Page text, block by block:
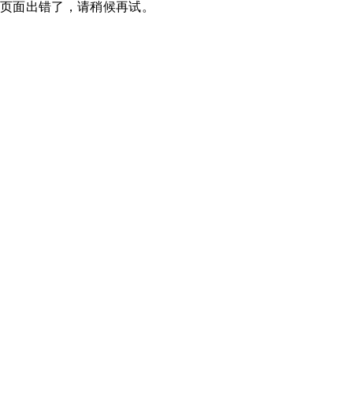
页面出错了，请稍候再试。